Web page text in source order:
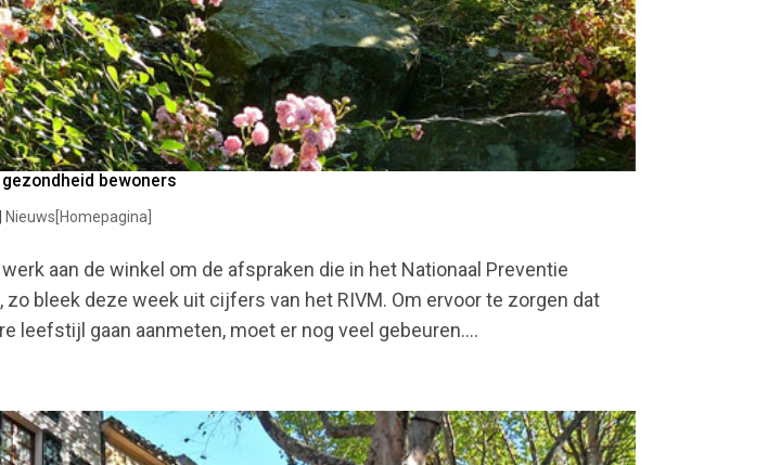
bewoners
Nieuws[Homepagina]
aan de winkel om de afspraken die in het Nationaal Preventie
zo bleek deze week uit cijfers van het RIVM. Om ervoor te zorgen dat
leefstijl gaan aanmeten, moet er nog veel gebeuren....